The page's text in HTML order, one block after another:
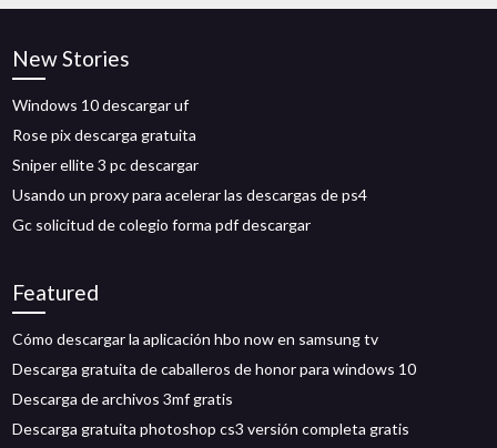
New Stories
Windows 10 descargar uf
Rose pix descarga gratuita
Sniper ellite 3 pc descargar
Usando un proxy para acelerar las descargas de ps4
Gc solicitud de colegio forma pdf descargar
Featured
Cómo descargar la aplicación hbo now en samsung tv
Descarga gratuita de caballeros de honor para windows 10
Descarga de archivos 3mf gratis
Descarga gratuita photoshop cs3 versión completa gratis